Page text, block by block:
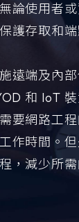
論使用者
護存取和端
遠端及內
和 IoT
要網路工
作時間。
，減少所